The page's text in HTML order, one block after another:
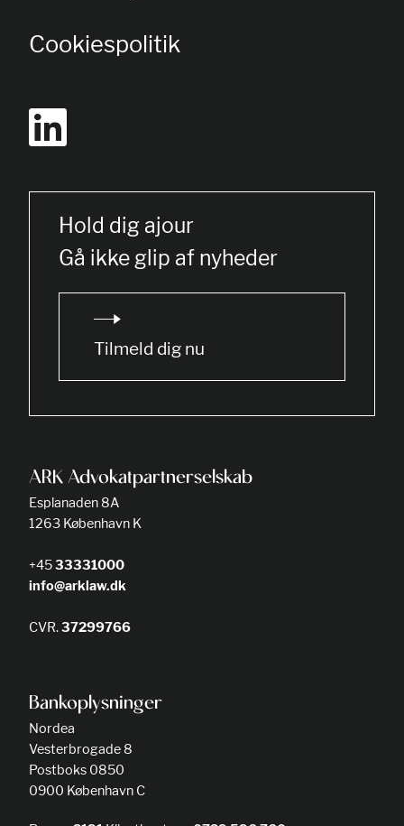
Cookiespolitik
Hold dig ajour
Gå ikke glip af nyheder
Tilmeld dig nu
ARK Advokatpartnerselskab
Esplanaden 8A
1263 København K
+4533331000
info@arklaw.dk
CVR.37299766
Bankoplysninger
Nordea
Vesterbrogade 8
Postboks 0850
0900 København C